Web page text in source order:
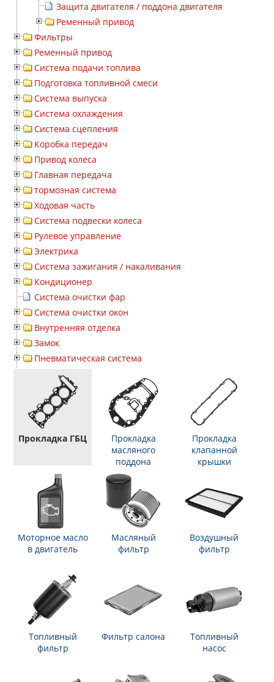
Защита двигателя / поддона двигателя
Ременный привод
Фильтры
Ременный привод
Система подачи топлива
Подготовка топливной смеси
Система выпуска
Система охлаждения
Система сцепления
Коробка передач
Привод колеса
Главная передача
тормозная система
Ходовая часть
Система подвески колеса
Рулевое управление
Электрика
Система зажигания / накаливания
Кондиционер
Система очистки фар
Система очистки окон
Внутренняя отделка
Замок
Пневматическая система
Прокладка ГБЦ
Прокладка
масляного
поддона
Прокладка
клапанной
крышки
Моторное масло
в двигатель
Масляный
фильтр
Воздушный
фильтр
Топливный
фильтр
Фильтр салона
Топливный
насос